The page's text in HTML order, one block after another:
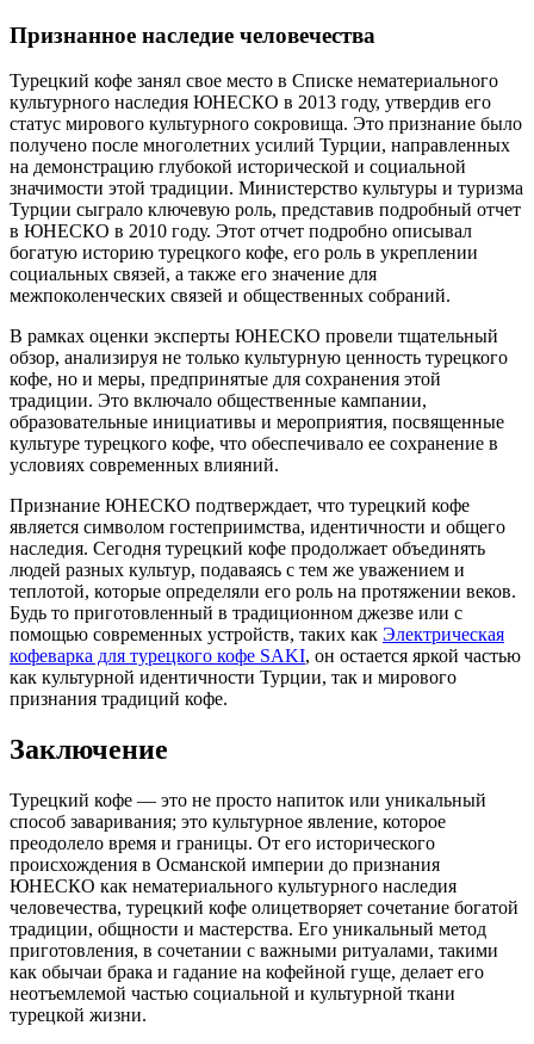
Признанное наследие человечества
Турецкий кофе занял свое место в Списке нематериального
культурного наследия ЮНЕСКО в 2013 году, утвердив его
статус мирового культурного сокровища. Это признание было
получено после многолетних усилий Турции, направленных
на демонстрацию глубокой исторической и социальной
значимости этой традиции. Министерство культуры и туризма
Турции сыграло ключевую роль, представив подробный отчет
в ЮНЕСКО в 2010 году. Этот отчет подробно описывал
богатую историю турецкого кофе, его роль в укреплении
социальных связей, а также его значение для
межпоколенческих связей и общественных собраний.
В рамках оценки эксперты ЮНЕСКО провели тщательный
обзор, анализируя не только культурную ценность турецкого
кофе, но и меры, предпринятые для сохранения этой
традиции. Это включало общественные кампании,
образовательные инициативы и мероприятия, посвященные
культуре турецкого кофе, что обеспечивало ее сохранение в
условиях современных влияний.
Признание ЮНЕСКО подтверждает, что турецкий кофе
является символом гостеприимства, идентичности и общего
наследия. Сегодня турецкий кофе продолжает объединять
людей разных культур, подаваясь с тем же уважением и
теплотой, которые определяли его роль на протяжении веков.
Будь то приготовленный в традиционном джезве или с
помощью современных устройств, таких как Электрическая
кофеварка для турецкого кофе SAKI, он остается яркой частью
как культурной идентичности Турции, так и мирового
признания традиций кофе.
Заключение
Турецкий кофе — это не просто напиток или уникальный
способ заваривания; это культурное явление, которое
преодолело время и границы. От его исторического
происхождения в Османской империи до признания
ЮНЕСКО как нематериального культурного наследия
человечества, турецкий кофе олицетворяет сочетание богатой
традиции, общности и мастерства. Его уникальный метод
приготовления, в сочетании с важными ритуалами, такими
как обычаи брака и гадание на кофейной гуще, делает его
неотъемлемой частью социальной и культурной ткани
турецкой жизни.